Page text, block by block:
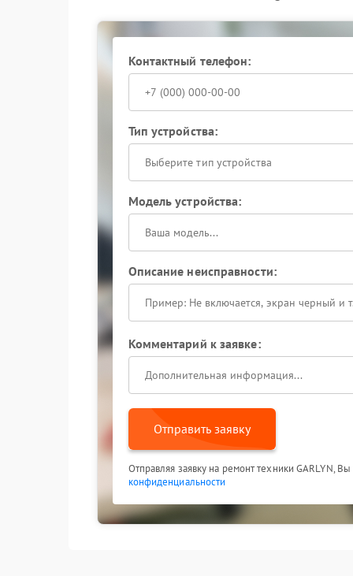
эластичность, что провоцирует
выполнят квалифицированный ремонт Garlyn
подход гарантирует восстановление
работу в дальнейшем.
Контактный телефон:
Тип устройства:
Выберите тип устройства
Модель устройства:
Описание неисправности:
Комментарий к заявке:
Отправить заявку
Отправляя заявку на ремонт техники GARLYN,
конфиденциальности